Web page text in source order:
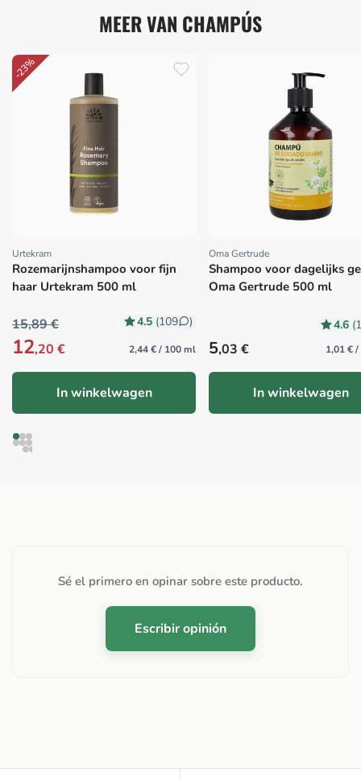
MEER VAN CHAMPÚS
-23%
Proveedor:
Urtekram
Rozemarijnshampoo voor fijn
haar Urtekram 500 ml
4.5 (109 )
15,89 €
12,20 € 2,44 € / 100 ml
In winkelwagen
Proveedor:
Oma Gertrude
Shampoo voor dagelijks
Oma Gertrude 500 ml
4.6
Precio habitual
5,03 € 1,01 €
In winkelwagen
Sé el primero en opinar sobre este producto.
Escribir opinión